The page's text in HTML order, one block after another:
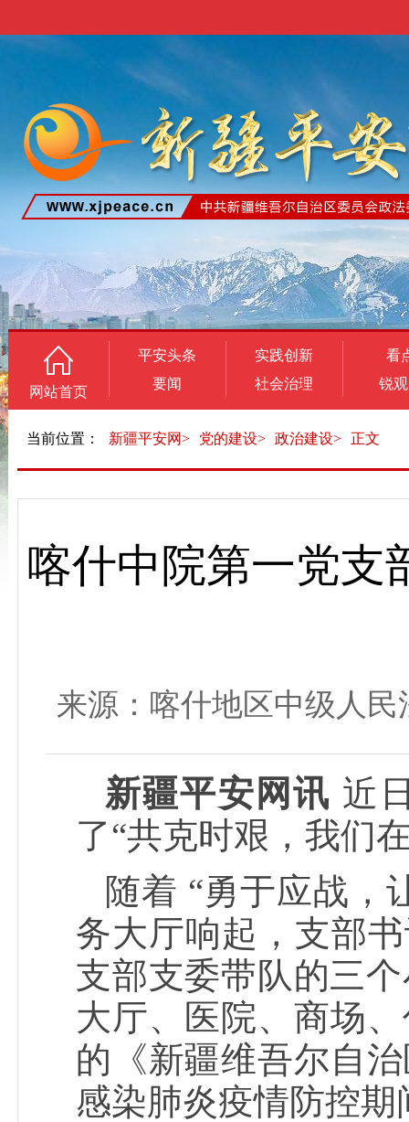
网站首页
平安头条
要闻
实践创新
社会治理
看
锐
当前位置： 新疆平安网> 党的建设> 政治建设> 正文
喀什中院第一党支
来源：喀什地区中级人
新疆平安网讯 近
了“共克时艰，我们
随着 “勇于应战，
务大厅响起，支部
支部支委带队的三
大厅、医院、商场
的《新疆维吾尔自
感染肺炎疫情防控